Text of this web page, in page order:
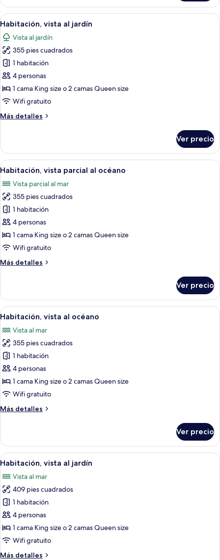
junior,
frente
al
océano
Abrir
todas
las
fotos
de
Habitación,
vista
al
Una habitación de hotel con una
5
Habitación, vista al jardín
Vista al jardín
355 pies cuadrados
1 habitación
4 personas
1 cama King size o 2 camas Queen size
Wifi gratuito
Más detalles
Más
vista
al
jardín
Ver precio
Abrir
todas
las
fotos
de
Habitación,
vista
parcial
océano
Una habitación de hotel con una
5
Habitación, vista parcial al océano
Vista parcial al mar
355 pies cuadrados
1 habitación
4 personas
1 cama King size o 2 camas Queen size
Wifi gratuito
Más detalles
Más
vista
parcial
al
Ver precio
Abrir
todas
las
fotos
de
Habitación,
vista
al
océano
Habitación de hotel con una cama
5
Habitación, vista al océano
Vista al mar
355 pies cuadrados
1 habitación
4 personas
1 cama King size o 2 camas Queen size
Wifi gratuito
Más detalles
Más
vista
al
océano
Ver precio
Abrir
todas
las
fotos
de
Habitación,
vista
al
Habitación de hotel con una cama
5
Habitación, vista al jardín
Vista al mar
409 pies cuadrados
1 habitación
4 personas
1 cama King size o 2 camas Queen size
Wifi gratuito
Más detalles
Más